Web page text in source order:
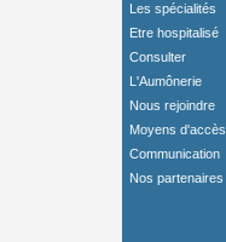
Les spécialités
Etre hospitalisé
Consulter
L'Aumônerie
Nous rejoindre
Moyens d'accès
Communication
Nos partenaires